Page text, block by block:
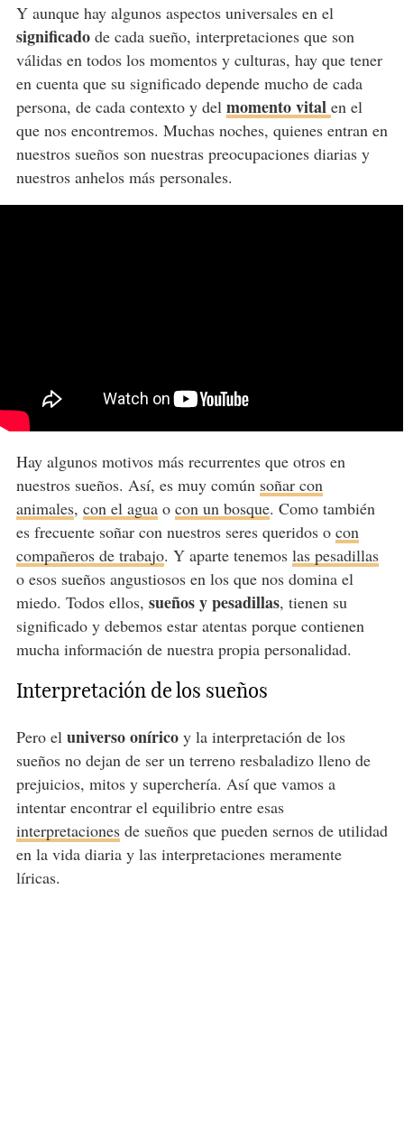
Y aunque hay algunos aspectos universales en el
significadode cada sueño, interpretaciones que son
válidas en todos los momentos y culturas, hay que tener
en cuenta que su significado depende mucho de cada
persona, de cada contexto y del momento vital en el
que nos encontremos. Muchas noches, quienes entran en
nuestros sueños son nuestras preocupaciones diarias y
nuestros anhelos más personales.
Hay algunos motivos más recurrentes que otros en
nuestros sueños. Así, es muy común soñar con
animales, con el aguao con un bosque. Como también
es frecuente soñar con nuestros seres queridos o con
compañeros de trabajo. Y aparte tenemos las pesadillas
o esos sueños angustiosos en los que nos domina el
miedo. Todos ellos, sueños y pesadillas, tienen su
significado y debemos estar atentas porque contienen
mucha información de nuestra propia personalidad.
Interpretación de los sueños
Pero el universo oníricoy la interpretación de los
sueños no dejan de ser un terreno resbaladizo lleno de
prejuicios, mitos y superchería. Así que vamos a
intentar encontrar el equilibrio entre esas
interpretacionesde sueños que pueden sernos de utilidad
en la vida diaria y las interpretaciones meramente
líricas.